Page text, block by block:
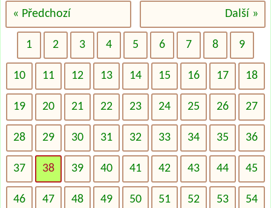
« Předchozí Další »
1 2 3 4 5 6 7 8 9
10 11 12 13 14 15 16 17 18
19 20 21 22 23 24 25 26 27
28 29 30 31 32 33 34 35 36
37 38 39 40 41 42 43 44 45
46 47 48 49 50 51 52 53 54